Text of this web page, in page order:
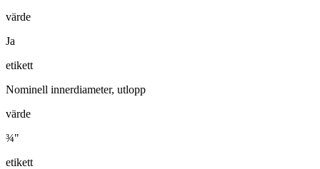
värde
Ja
etikett
Nominell innerdiameter, utlopp
värde
¾"
etikett